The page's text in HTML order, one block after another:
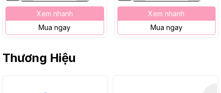
Xem nhanh
Mua ngay
Xem nhanh
Mua ngay
Thương Hiệu